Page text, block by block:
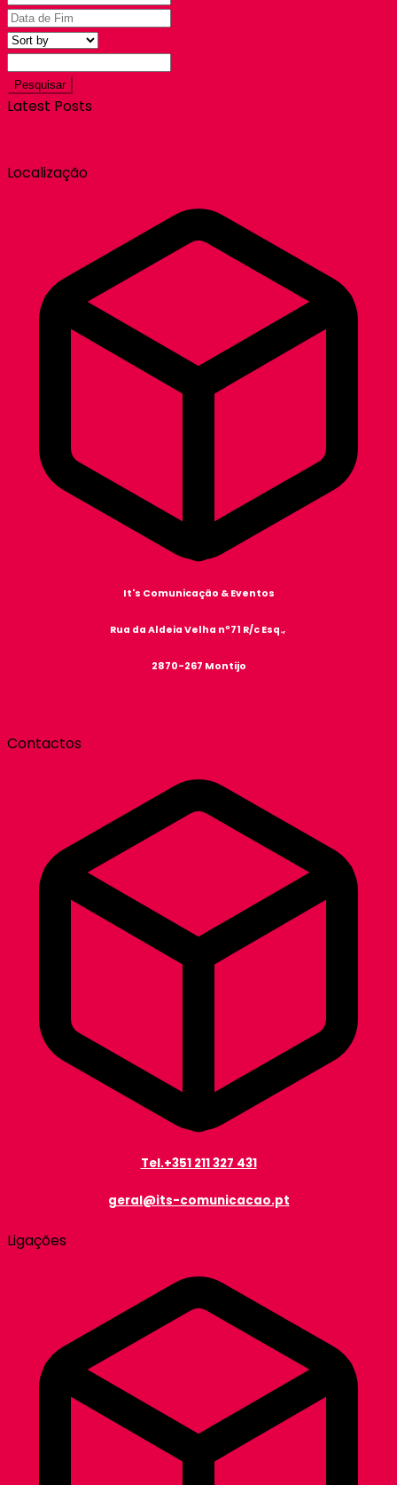
Pesquisar
Latest Posts
Localização
It's Comunicação & Eventos
Rua da Aldeia Velha nº71 R/c Esq.,
2870-267 Montijo
Contactos
Tel.+351 211 327 431
geral@its-comunicacao.pt
Ligações